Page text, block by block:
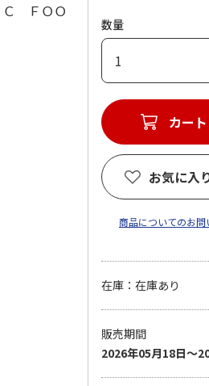
Ｃ ＦＯＯ
数量
カー
お気に入
商品についてのお問
在庫：在庫あり
販売期間
2026年05月18日～